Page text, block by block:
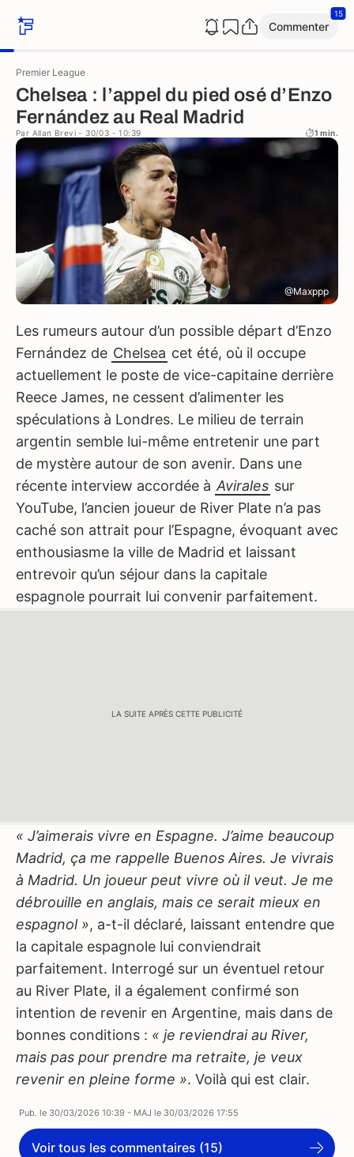
Commenter
15
Premier League
Chelsea : l’appel du pied osé d’Enzo
Fernández au Real Madrid
Par Allan Brevi - 30/03 - 10:39 1 min.
@Maxppp
Les rumeurs autour d’un possible départ d’Enzo
Fernández de Chelsea cet été, où il occupe
actuellement le poste de vice-capitaine derrière
Reece James, ne cessent d’alimenter les
spéculations à Londres. Le milieu de terrain
argentin semble lui-même entretenir une part
de mystère autour de son avenir. Dans une
récente interview accordée à Avirales sur
YouTube, l’ancien joueur de River Plate n’a pas
caché son attrait pour l’Espagne, évoquant avec
enthousiasme la ville de Madrid et laissant
entrevoir qu’un séjour dans la capitale
espagnole pourrait lui convenir parfaitement.
LA SUITE APRÈS CETTE PUBLICITÉ
« J’aimerais vivre en Espagne. J’aime beaucoup
Madrid, ça me rappelle Buenos Aires. Je vivrais
à Madrid. Un joueur peut vivre où il veut. Je me
débrouille en anglais, mais ce serait mieux en
espagnol », a-t-il déclaré, laissant entendre que
la capitale espagnole lui conviendrait
parfaitement. Interrogé sur un éventuel retour
au River Plate, il a également confirmé son
intention de revenir en Argentine, mais dans de
bonnes conditions : « je reviendrai au River,
mais pas pour prendre ma retraite, je veux
revenir en pleine forme ». Voilà qui est clair.
Pub. le 30/03/2026 10:39 - MAJ le 30/03/2026 17:55
Voir tous les commentaires (15)